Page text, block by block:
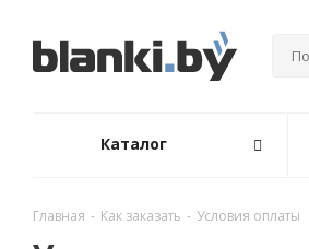
Каталог
Главная - Как заказать - Условия оплаты